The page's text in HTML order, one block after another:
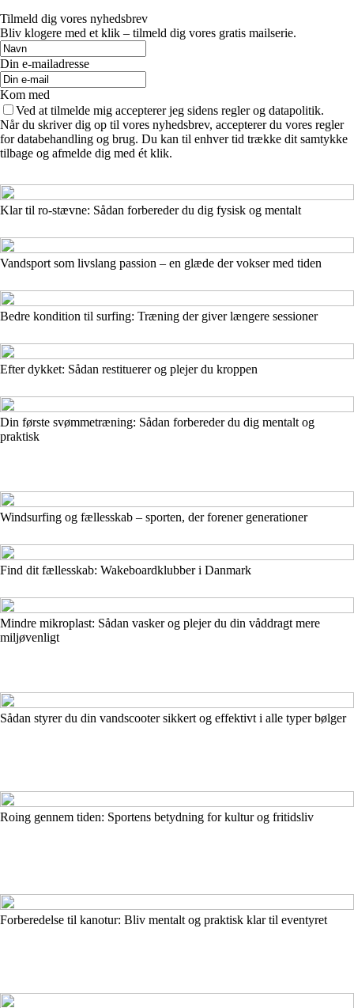
Tilmeld dig vores nyhedsbrev
Bliv klogere med et klik – tilmeld dig vores gratis mailserie.
Din e-mailadresse
Kom med
Ved at tilmelde mig accepterer jeg sidens regler og datapolitik.
Når du skriver dig op til vores nyhedsbrev, accepterer du vores regler
for databehandling og brug. Du kan til enhver tid trække dit samtykke
tilbage og afmelde dig med ét klik.
Klar til ro-stævne: Sådan forbereder du dig fysisk og mentalt
Vandsport som livslang passion – en glæde der vokser med tiden
Bedre kondition til surfing: Træning der giver længere sessioner
Efter dykket: Sådan restituerer og plejer du kroppen
Din første svømmetræning: Sådan forbereder du dig mentalt og
praktisk
Windsurfing og fællesskab – sporten, der forener generationer
Find dit fællesskab: Wakeboardklubber i Danmark
Mindre mikroplast: Sådan vasker og plejer du din våddragt mere
miljøvenligt
Sådan styrer du din vandscooter sikkert og effektivt i alle typer bølger
Roing gennem tiden: Sportens betydning for kultur og fritidsliv
Forberedelse til kanotur: Bliv mentalt og praktisk klar til eventyret